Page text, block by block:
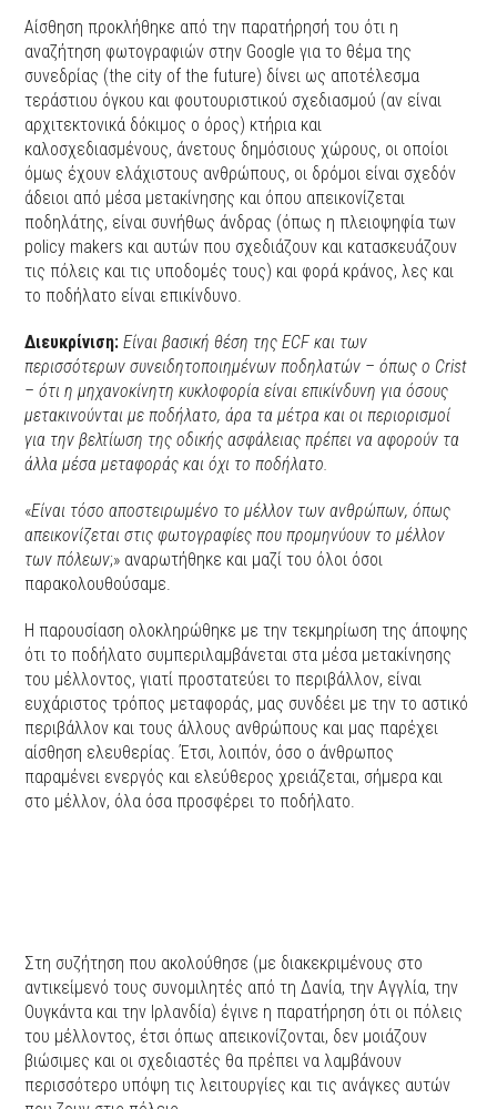
Αίσθηση προκλήθηκε από την παρατήρησή του ότι η
αναζήτηση φωτογραφιών στην Google για το θέμα της
συνεδρίας (the city of the future) δίνει ως αποτέλεσμα
τεράστιου όγκου και φουτουριστικού σχεδιασμού (αν είναι
αρχιτεκτονικά δόκιμος ο όρος) κτήρια και
καλοσχεδιασμένους, άνετους δημόσιους χώρους, οι οποίοι
όμως έχουν ελάχιστους ανθρώπους, οι δρόμοι είναι σχεδόν
άδειοι από μέσα μετακίνησης και όπου απεικονίζεται
ποδηλάτης, είναι συνήθως άνδρας (όπως η πλειοψηφία των
policy makers και αυτών που σχεδιάζουν και κατασκευάζουν
τις πόλεις και τις υποδομές τους) και φορά κράνος, λες και
το ποδήλατο είναι επικίνδυνο.
Διευκρίνιση: Είναι βασική θέση της ECF και των
περισσότερων συνειδητοποιημένων ποδηλατών – όπως ο Crist
– ότι η μηχανοκίνητη κυκλοφορία είναι επικίνδυνη για όσους
μετακινούνται με ποδήλατο, άρα τα μέτρα και οι περιορισμοί
για την βελτίωση της οδικής ασφάλειας πρέπει να αφορούν τα
άλλα μέσα μεταφοράς και όχι το ποδήλατο.
«Είναι τόσο αποστειρωμένο το μέλλον των ανθρώπων, όπως
απεικονίζεται στις φωτογραφίες που προμηνύουν το μέλλον
των πόλεων;» αναρωτήθηκε και μαζί του όλοι όσοι
παρακολουθούσαμε.
Η παρουσίαση ολοκληρώθηκε με την τεκμηρίωση της άποψης
ότι το ποδήλατο συμπεριλαμβάνεται στα μέσα μετακίνησης
του μέλλοντος, γιατί προστατεύει το περιβάλλον, είναι
ευχάριστος τρόπος μεταφοράς, μας συνδέει με την το αστικό
περιβάλλον και τους άλλους ανθρώπους και μας παρέχει
αίσθηση ελευθερίας. Έτσι, λοιπόν, όσο ο άνθρωπος
παραμένει ενεργός και ελεύθερος χρειάζεται, σήμερα και
στο μέλλον, όλα όσα προσφέρει το ποδήλατο.
Στη συζήτηση που ακολούθησε (με διακεκριμένους στο
αντικείμενό τους συνομιλητές από τη Δανία, την Αγγλία, την
Ουγκάντα και την Ιρλανδία) έγινε η παρατήρηση ότι οι πόλεις
του μέλλοντος, έτσι όπως απεικονίζονται, δεν μοιάζουν
βιώσιμες και οι σχεδιαστές θα πρέπει να λαμβάνουν
περισσότερο υπόψη τις λειτουργίες και τις ανάγκες αυτών